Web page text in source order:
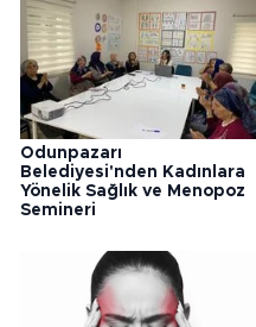
Odunpazarı
Belediyesi'nden Kadınlara
Yönelik Sağlık ve Menopoz
Semineri